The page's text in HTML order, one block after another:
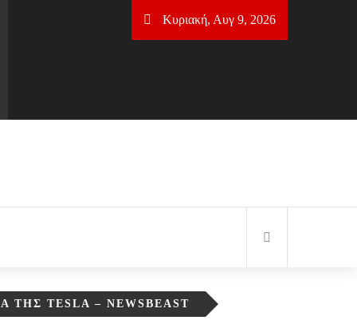
Κυριακή, Αυγ 9, 2026
TESLA – NEWSBEAST